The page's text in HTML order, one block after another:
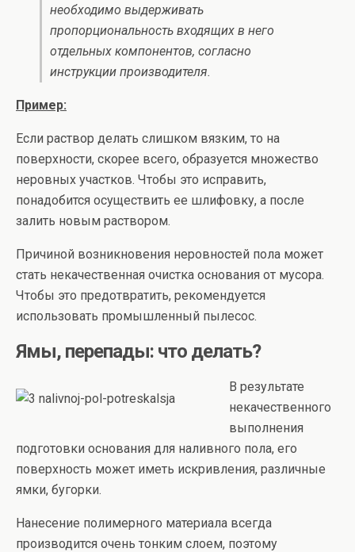
необходимо выдерживать
пропорциональность входящих в него
отдельных компонентов, согласно
инструкции производителя.
Пример:
Если раствор делать слишком вязким, то на
поверхности, скорее всего, образуется множество
неровных участков. Чтобы это исправить,
понадобится осуществить ее шлифовку, а после
залить новым раствором.
Причиной возникновения неровностей пола может
стать некачественная очистка основания от мусора.
Чтобы это предотвратить, рекомендуется
использовать промышленный пылесос.
Ямы, перепады: что делать?
В результате
некачественного
выполнения
подготовки основания для наливного пола, его
поверхность может иметь искривления, различные
ямки, бугорки.
Нанесение полимерного материала всегда
производится очень тонким слоем, поэтому